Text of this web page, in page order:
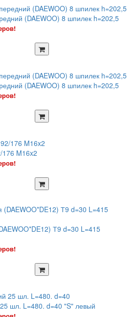
(DAEWOO) 8 шпилек h=202,5
(DAEWOO) 8 шпилек h=202,5
M16x2
Т9 d=30 L=415
шл. L=480. d=40 "S" левый